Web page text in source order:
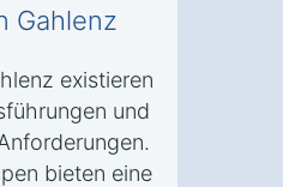
Gahlenz
existieren
und
bieten eine